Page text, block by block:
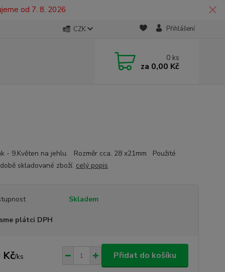
od 7. 8. 2026
CZK Přihlášení
0 ks
za 0,00 Kč
- 9.Květen na jehlu. Rozměr cca. 28 x21mm Použité
skladované zboží. celý popis
Skladem
plátci DPH
Kč/ks Přidat do košíku